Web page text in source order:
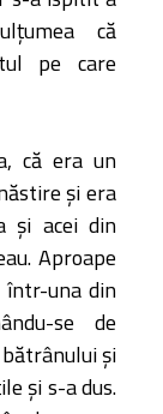
că
pe care
că era un
şi era
şi acei din
Aproape
într-una din
se de
şi
şi s-a dus.